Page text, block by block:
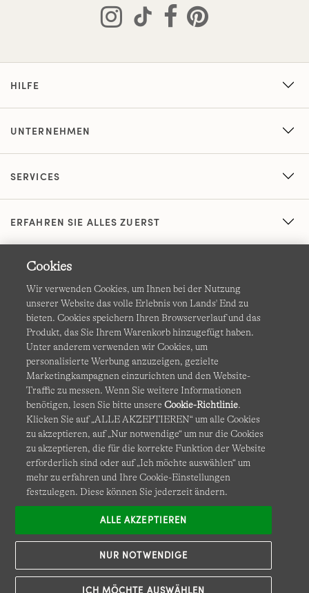
HILFE
UNTERNEHMEN
SERVICES
ERFAHREN SIE ALLES ZUERST
AGB Datenschutz & Sicherheit
Cookies Ich möchte auswählen Barrierefreiheit
Site Map Internationale Websites
Diese Website ist durch reCAPTCHA geschützt. Es gelten die
Datenschutzerklärung undNutzungsbedingungenvon
Google.
Cookies
Wir verwenden Cookies, um Ihnen bei der Nutzung
unserer Website das volle Erlebnis von Lands' End zu
bieten. Cookies speichern Ihren Browserverlauf und das
Produkt, das Sie Ihrem Warenkorb hinzugefügt haben.
Unter anderem verwenden wir Cookies, um
personalisierte Werbung anzuzeigen, gezielte
Marketingkampagnen einzurichten und den Website-
Traffic zu messen. Wenn Sie weitere Informationen
benötigen, lesen Sie bitte unsereCookie-Richtlinie.
Klicken Sie auf „ALLE AKZEPTIEREN“ um alle Cookies
zu akzeptieren, auf „Nur notwendige“ um nur die Cookies
zu akzeptieren, die für die korrekte Funktion der Website
erforderlich sind oder auf „Ich möchte auswählen“ um
mehr zu erfahren und Ihre Cookie-Einstellungen
festzulegen. Diese können Sie jederzeit ändern.
ICH MÖCHTE AUSWÄHLEN
NUR NOTWENDIGE
ALLE AKZEPTIEREN